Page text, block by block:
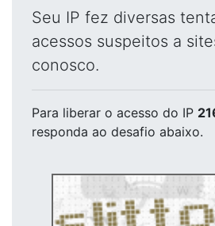
Seu IP fez diversas
acessos suspeitos a
conosco.
Para liberar o acesso do IP
responda ao desafio abaixo.